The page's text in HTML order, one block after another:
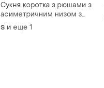
Сукня коротка з рюшами з
асиметричним низом з
відкритою спиною
zimmerman
S и еще 1